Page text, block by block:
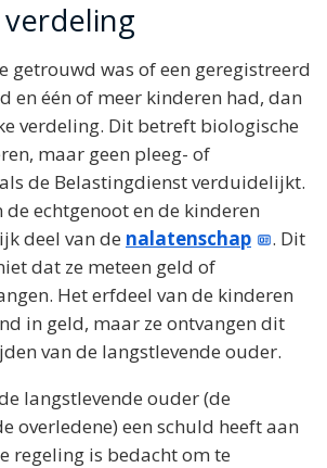
getrouwd was of een geregistreerd
en één of meer kinderen had, dan
verdeling. Dit betreft biologische
maar geen pleeg- of
de Belastingdienst verduidelijkt.
de echtgenoot en de kinderen
deel van de nalatenschap
. Dit
dat ze meteen geld of
Het erfdeel van de kinderen
in geld, maar ze ontvangen dit
van de langstlevende ouder.
langstlevende ouder (de
overledene) een schuld heeft aan
regeling is bedacht om te